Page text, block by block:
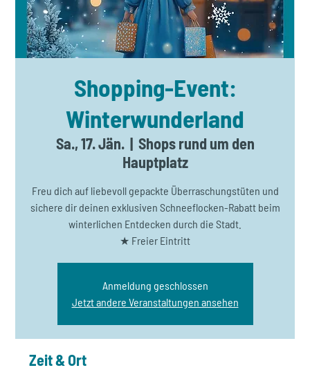
Shopping-Event:
Winterwunderland
Sa., 17. Jän.
  |
Shops rund um den
Hauptplatz
Freu dich auf liebevoll gepackte Überraschungstüten und
sichere dir deinen exklusiven Schneeflocken-Rabatt beim
winterlichen Entdecken durch die Stadt.
★ Freier Eintritt
Anmeldung geschlossen
Jetzt andere Veranstaltungen ansehen
Zeit & Ort